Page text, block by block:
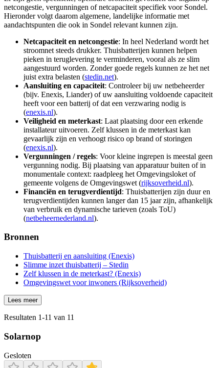
netcongestie, vergunningen of netcapaciteit specifiek voor Sondel.
Hieronder volgt daarom algemene, landelijke informatie met
aandachtspunten die ook in Sondel relevant kunnen zijn.
Netcapaciteit en netcongestie: In heel Nederland wordt het
stroomnet steeds drukker. Thuisbatterijen kunnen helpen
pieken in teruglevering te verminderen, vooral als ze slim
aangestuurd worden. Zonder goede regels kunnen ze het net
juist extra belasten (stedin.net).
Aansluiting en capaciteit: Controleer bij uw netbeheerder
(bijv. Enexis, Liander) of uw aansluiting voldoende capaciteit
heeft voor een batterij of dat een verzwaring nodig is
(enexis.nl).
Veiligheid en meterkast: Laat plaatsing door een erkende
installateur uitvoeren. Zelf klussen in de meterkast kan
gevaarlijk zijn en verhoogt risico op brand of storingen
(enexis.nl).
Vergunningen / regels: Voor kleine ingrepen is meestal geen
vergunning nodig. Bij plaatsing van apparatuur buiten of in
monumentale context: raadpleeg het Omgevingsloket of
gemeente volgens de Omgevingswet (rijksoverheid.nl).
Financiën en terugverdientijd: Thuisbatterijen zijn duur en
terugverdientijden kunnen langer dan 15 jaar zijn, afhankelijk
van verbruik en dynamische tarieven (zoals ToU)
(netbeheernederland.nl).
Bronnen
Thuisbatterij en aansluiting (Enexis)
Slimme inzet thuisbatterij – Stedin
Zelf klussen in de meterkast? (Enexis)
Omgevingswet voor inwoners (Rijksoverheid)
Lees meer
Resultaten 1-11 van 11
Solarnop
Gesloten